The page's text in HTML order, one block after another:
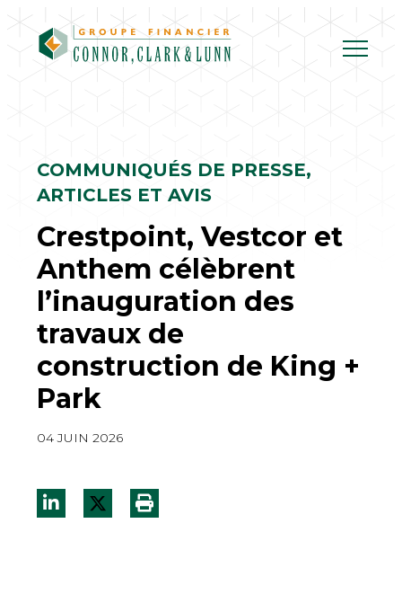
Skip
to
content
COMMUNIQUÉS DE PRESSE,
ARTICLES ET AVIS
Crestpoint, Vestcor et
Anthem célèbrent
l’inauguration des
travaux de
construction de King +
Park
04 JUIN 2026